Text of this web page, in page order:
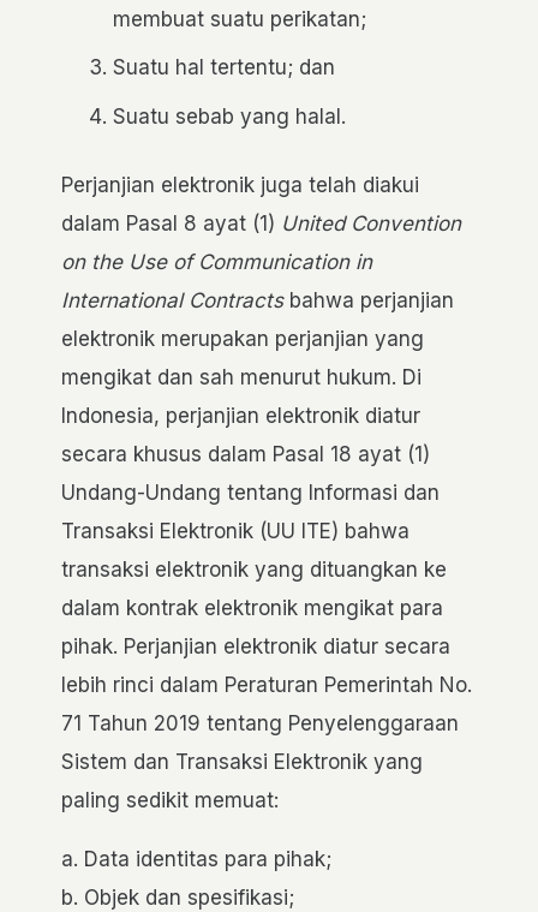
membuat suatu perikatan;
Suatu hal tertentu; dan
Suatu sebab yang halal.
Perjanjian elektronik juga telah diakui
dalam Pasal 8 ayat (1) United Convention
on the Use of Communication in
International Contractsbahwa perjanjian
elektronik merupakan perjanjian yang
mengikat dan sah menurut hukum. Di
Indonesia, perjanjian elektronik diatur
secara khusus dalam Pasal 18 ayat (1)
Undang-Undang tentang Informasi dan
Transaksi Elektronik (UU ITE) bahwa
transaksi elektronik yang dituangkan ke
dalam kontrak elektronik mengikat para
pihak. Perjanjian elektronik diatur secara
lebih rinci dalam Peraturan Pemerintah No.
71 Tahun 2019 tentang Penyelenggaraan
Sistem dan Transaksi Elektronik yang
paling sedikit memuat:
a. Data identitas para pihak;
b. Objek dan spesifikasi;